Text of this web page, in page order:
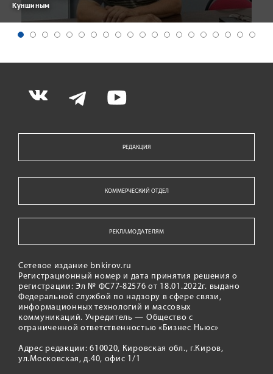
Куншиным
РЕДАКЦИЯ
КОММЕРЧЕСКИЙ ОТДЕЛ
РЕКЛАМОДАТЕЛЯМ
Сетевое издание bnkirov.ru
Регистрационный номер и дата принятия решения о
регистрации: Эл № ФС77-82576 от 18.01.2022г. выдано
Федеральной службой по надзору в сфере связи,
информационных технологий и массовых
коммуникаций. Учредитель — Общество с
ограниченной ответственностью «Бизнес Ньюс»
Адрес редакции: 610020, Кировская обл., г.Киров,
ул.Московская, д.40, офис 1/1